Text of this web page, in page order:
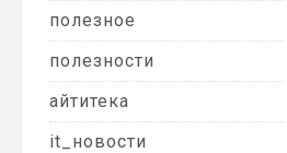
полезное
полезности
айтитека
it_новости